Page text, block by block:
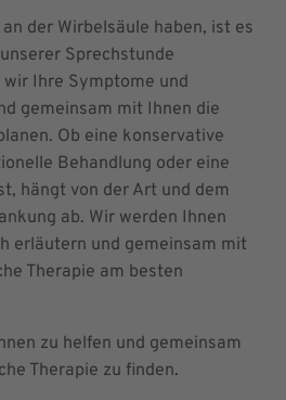
der Wirbelsäule haben, ist es
Sprechstunde
Ihre Symptome und
gemeinsam mit Ihnen die
Ob eine konservative
Behandlung oder eine
hängt von der Art und dem
ab. Wir werden Ihnen
erläutern und gemeinsam mit
Therapie am besten
zu helfen und gemeinsam
Therapie zu finden.